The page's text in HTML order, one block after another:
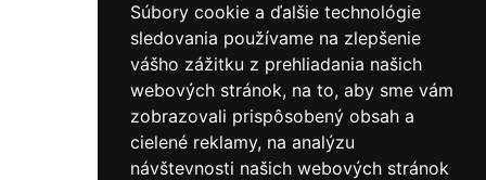
Súbory cookie a ďalšie technológie
sledovania používame na zlepšenie
vášho zážitku z prehliadania našich
webových stránok, na to, aby sme vám
zobrazovali prispôsobený obsah a
cielené reklamy, na analýzu
návštevnosti našich webových stránok